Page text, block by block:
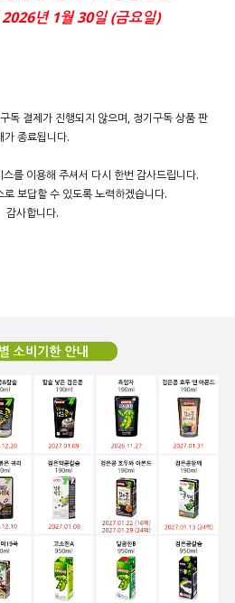
년 1월 30일 (금요일)
독 결제가 진행되지 않으며, 정기구독 상품 판
가 종료됩니다.
를 이용해 주셔서 다시 한번 감사드립니다.
보답할 수 있도록 노력하겠습니다.
감사합니다.